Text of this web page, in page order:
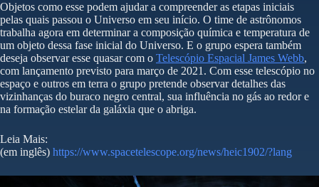
Objetos como esse podem ajudar a compreender as etapas iniciais
pelas quais passou o Universo em seu início. O time de astrônomos
trabalha agora em determinar a composição química e temperatura de
um objeto dessa fase inicial do Universo. E o grupo espera também
deseja observar esse quasar com o Telescópio Espacial James Webb,
com lançamento previsto para março de 2021. Com esse telescópio no
espaço e outros em terra o grupo pretende observar detalhes das
vizinhanças do buraco negro central, sua influência no gás ao redor e
na formação estelar da galáxia que o abriga.
Leia Mais:
(em inglês) https://www.spacetelescope.org/news/heic1902/?lang